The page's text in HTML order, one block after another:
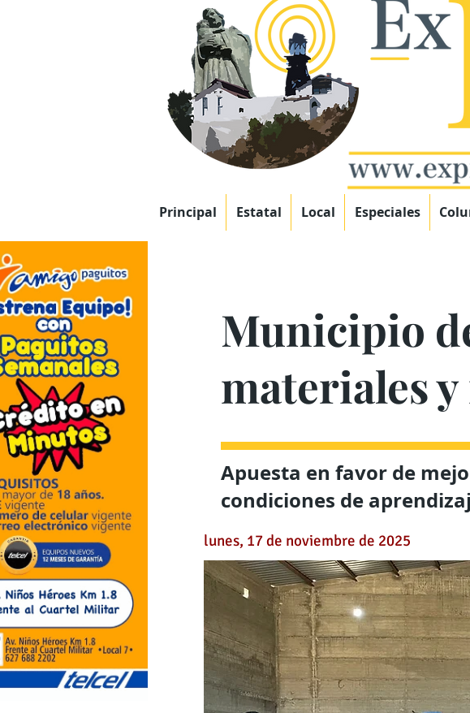
Principal Estatal Local Especiales
Municipio
materiales
Apuesta en favor de
condiciones de
lunes, 17 de noviembre de 2025